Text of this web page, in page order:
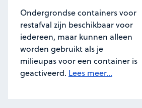
Ondergrondse containers voor
restafval zijn beschikbaar voor
iedereen, maar kunnen alleen
worden gebruikt als je
milieupas voor een container is
geactiveerd. Lees meer...